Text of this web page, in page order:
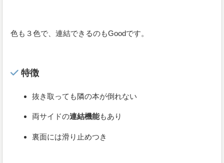
色も３色で、連結できるのもGoodです。
特徴
抜き取っても隣の本が倒れない
両サイドの連結機能もあり
裏面には滑り止めつき